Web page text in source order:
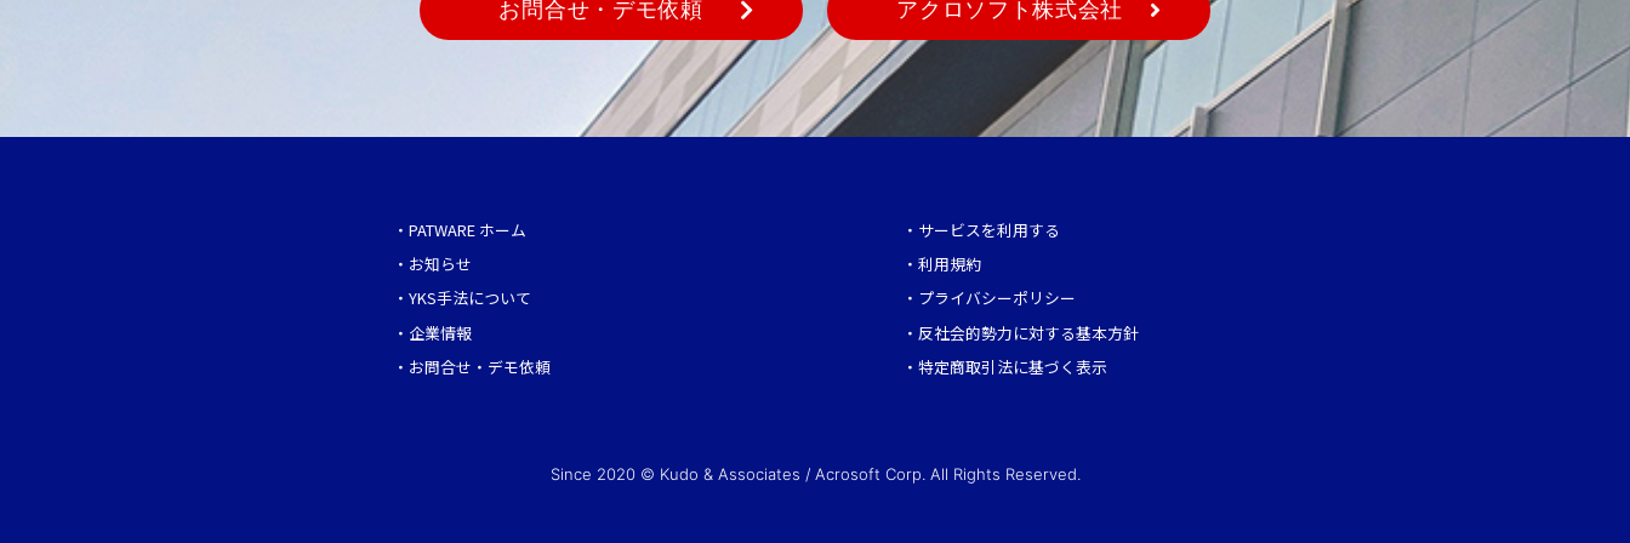
お問合せ・デモ依頼 アクロソフト株式会社
・ PATWARE ホーム
・ お知らせ
・ YKS手法について
・ 企業情報
・ お問合せ・デモ依頼
・ サービスを利用する
・ 利用規約
・ プライバシーポリシー
・ 反社会的勢力に対する基本方針
・ 特定商取引法に基づく表示
Since 2020 © Kudo & Associates / Acrosoft Corp. All Rights Reserved.